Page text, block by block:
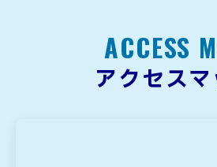
ACCESS
アクセス